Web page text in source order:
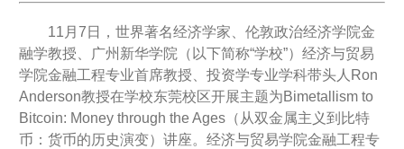
11月7日，世界著名经济学家、伦敦政治经济学院金
融学教授、广州新华学院（以下简称“学校”）经济与贸易
学院金融工程专业首席教授、投资学专业学科带头人 Ron
Anderson教授在学校东莞校区开展主题为Bimetallism to
Bitcoin: Money through the Ages（从双金属主义到比特
币：货币的历史演变）讲座。经济与贸易学院金融工程专